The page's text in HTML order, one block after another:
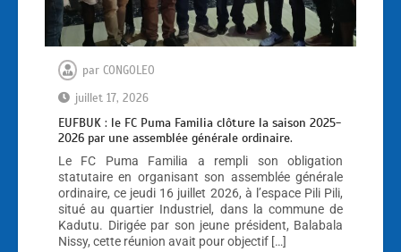
par CONGOLEO
juillet 17, 2026
EUFBUK : le FC Puma Familia clôture la saison 2025-
2026 par une assemblée générale ordinaire.
Le FC Puma Familia a rempli son obligation
statutaire en organisant son assemblée générale
ordinaire, ce jeudi 16 juillet 2026, à l’espace Pili Pili,
situé au quartier Industriel, dans la commune de
Kadutu. Dirigée par son jeune président, Balabala
Nissy, cette réunion avait pour objectif […]